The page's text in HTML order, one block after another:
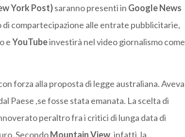
York Post)saranno presenti in Google News
compartecipazione alle entrate pubblicitarie,
eYouTubeinvestirà nel video giornalismo come
forza alla proposta di legge australiana. Aveva
Paese ,se fosse stata emanata. La scelta di
peraltro fra i critici di lunga data di
SecondoMountain View, infatti, la